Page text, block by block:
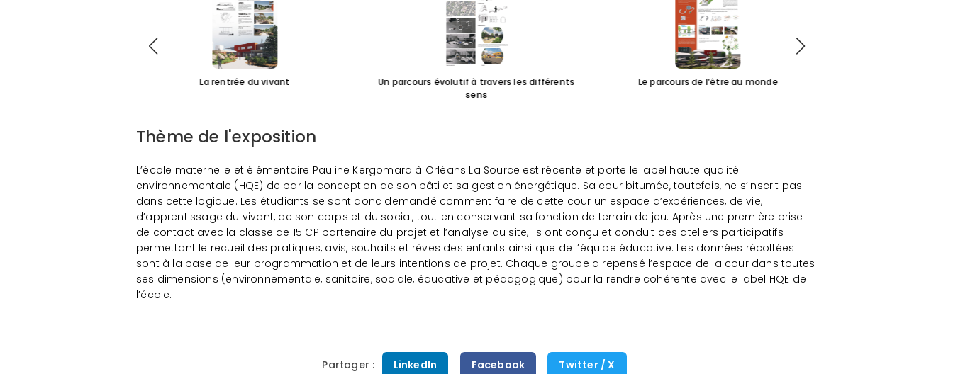
La rentrée du vivant
Un parcours évolutif à travers les différents
sens
Le parcours de l’être au monde
Thème de l'exposition
L’école maternelle et élémentaire Pauline Kergomard à Orléans La Source est récente et porte le label haute qualité
environnementale (HQE) de par la conception de son bâti et sa gestion énergétique. Sa cour bitumée, toutefois, ne s’inscrit pas
dans cette logique. Les étudiants se sont donc demandé comment faire de cette cour un espace d’expériences, de vie,
d’apprentissage du vivant, de son corps et du social, tout en conservant sa fonction de terrain de jeu. Après une première prise
de contact avec la classe de 15 CP partenaire du projet et l’analyse du site, ils ont conçu et conduit des ateliers participatifs
permettant le recueil des pratiques, avis, souhaits et rêves des enfants ainsi que de l’équipe éducative. Les données récoltées
sont à la base de leur programmation et de leurs intentions de projet. Chaque groupe a repensé l’espace de la cour dans toutes
ses dimensions (environnementale, sanitaire, sociale, éducative et pédagogique) pour la rendre cohérente avec le label HQE de
l’école.
Partager : LinkedIn Facebook Twitter / X